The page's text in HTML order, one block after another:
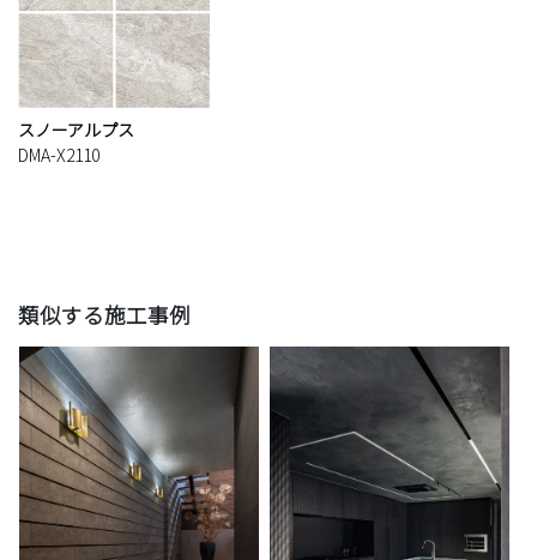
スノーアルプス
DMA-X2110
類似する施工事例